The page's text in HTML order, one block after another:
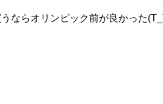
ならオリンピック前が良かった